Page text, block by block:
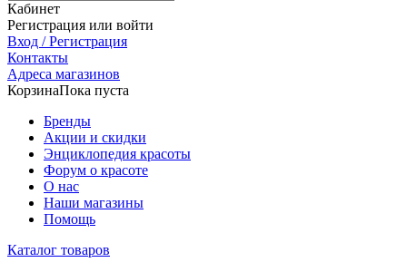
Кабинет
Регистрация или войти
Вход / Регистрация
Контакты
Адреса магазинов
КорзинаПока пуста
Бренды
Акции и скидки
Энциклопедия красоты
Форум о красоте
О нас
Наши магазины
Помощь
Каталог товаров